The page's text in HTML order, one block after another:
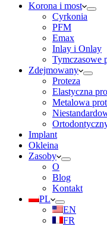
Korona i most
Cyrkonia
PFM
Emax
Inlay i Onlay
Tymczasowe
Zdejmowany
Proteza
Elastyczna
Metalowa
Implant
Okleina
Zasoby
O
Blog
Kontakt
PL
EN
FR